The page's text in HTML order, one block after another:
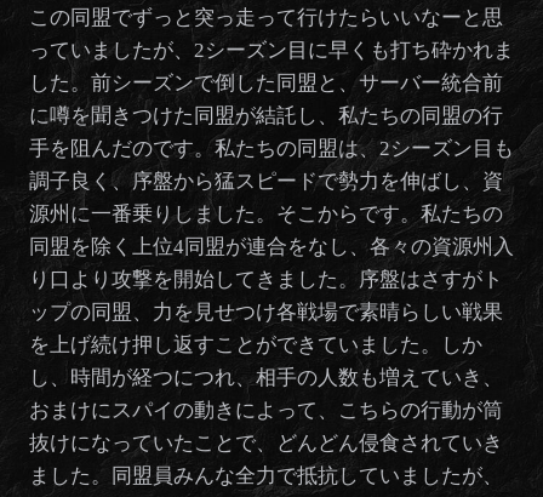
この同盟でずっと突っ走って行けたらいいなーと思
っていましたが、2シーズン目に早くも打ち砕かれま
した。前シーズンで倒した同盟と、サーバー統合前
に噂を聞きつけた同盟が結託し、私たちの同盟の行
手を阻んだのです。私たちの同盟は、2シーズン目も
調子良く、序盤から猛スピードで勢力を伸ばし、資
源州に一番乗りしました。そこからです。私たちの
同盟を除く上位4同盟が連合をなし、各々の資源州入
り口より攻撃を開始してきました。序盤はさすがト
ップの同盟、力を見せつけ各戦場で素晴らしい戦果
を上げ続け押し返すことができていました。しか
し、時間が経つにつれ、相手の人数も増えていき、
おまけにスパイの動きによって、こちらの行動が筒
抜けになっていたことで、どんどん侵食されていき
ました。同盟員みんな全力で抵抗していましたが、